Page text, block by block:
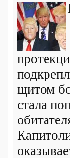
щитом
стала